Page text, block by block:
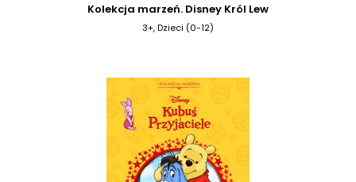
Kolekcja marzeń. Disney Król Lew
3+, Dzieci (0-12)